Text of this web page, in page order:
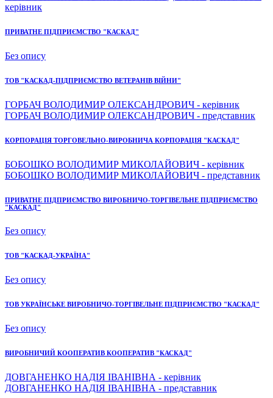
керівник
ПРИВАТНЕ ПІДПРИЄМСТВО "КАСКАД"
Без опису
ТОВ "КАСКАД-ПІДПРИЄМСТВО ВЕТЕРАНІВ ВІЙНИ"
ГОРБАЧ ВОЛОДИМИР ОЛЕКСАНДРОВИЧ - керівник
ГОРБАЧ ВОЛОДИМИР ОЛЕКСАНДРОВИЧ - представник
КОРПОРАЦІЯ ТОРГОВЕЛЬНО-ВИРОБНИЧА КОРПОРАЦІЯ "КАСКАД"
БОБОШКО ВОЛОДИМИР МИКОЛАЙОВИЧ - керівник
БОБОШКО ВОЛОДИМИР МИКОЛАЙОВИЧ - представник
ПРИВАТНЕ ПІДПРИЄМСТВО ВИРОБНИЧО-ТОРГІВЕЛЬНЕ ПІДПРИЄМСТВО
"КАСКАД"
Без опису
ТОВ "КАСКАД-УКРАЇНА"
Без опису
ТОВ УКРАЇНСЬКЕ ВИРОБНИЧО-ТОРГІВЕЛЬНЕ ПІДПРИЄМСТВО "КАСКАД"
Без опису
ВИРОБНИЧИЙ КООПЕРАТИВ КООПЕРАТИВ "КАСКАД"
ДОВГАНЕНКО НАДІЯ ІВАНІВНА - керівник
ДОВГАНЕНКО НАДІЯ ІВАНІВНА - представник